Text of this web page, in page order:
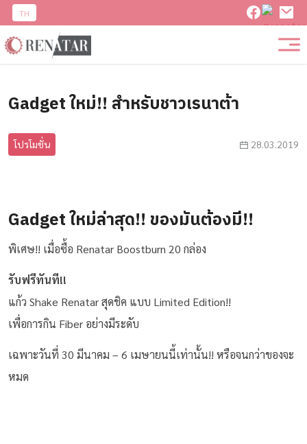
TH
Gadget ใหม่!! สำหรับชาวเรนาต้า
โปรโมชั่น 28.03.2019
Gadget ใหม่ล่าสุด!! ของมันต้องมี!!
พิเศษ!! เมื่อซื้อ Renatar Boostburn 20 กล่อง
รับฟรีทันที!!
แก้ว Shake Renatar สุดชิค แบบ Limited Edition!!
เพื่อการกิน Fiber อย่างมีระดับ
เฉพาะวันที่ 30 มีนาคม – 6 เมษายนนี้เท่านั้น!! หรือจนกว่าของจะ
หมด